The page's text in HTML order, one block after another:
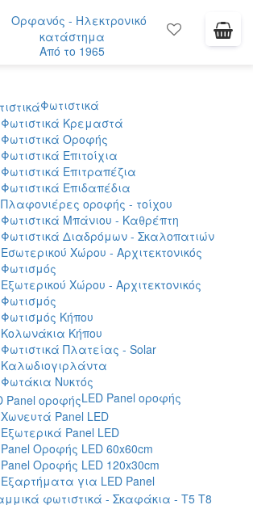
Από το 1965
Φωτιστικά
Φωτιστικά Κρεμαστά
Φωτιστικά Οροφής
Φωτιστικά Επιτοίχια
Φωτιστικά Επιτραπέζια
Φωτιστικά Επιδαπέδια
Πλαφονιέρες οροφής - τοίχου
Φωτιστικά Μπάνιου - Καθρέπτη
Φωτιστικά Διαδρόμων - Σκαλοπατιών
Εσωτερικού Χώρου - Αρχιτεκτονικός
Φωτισμός
Εξωτερικού Χώρου - Αρχιτεκτονικός
Φωτισμός
Φωτισμός Κήπου
Κολωνάκια Κήπου
Φωτιστικά Πλατείας - Solar
Καλωδιογιρλάντα
Φωτάκια Νυκτός
LED Panel οροφής
Χωνευτά Panel LED
Εξωτερικά Panel LED
Panel Οροφής LED 60x60cm
Panel Οροφής LED 120x30cm
Εξαρτήματα για LED Panel